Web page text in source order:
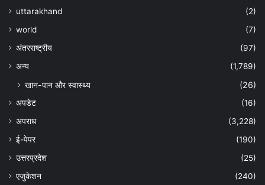
uttarakhand
(2)
world
(7)
अंतरराष्ट्रीय
(97)
अन्‍य
(1,789)
खान-पान और स्वास्थ्य (26)
अपडेट
(16)
अपराध
(3,228)
ई-पेपर
(190)
उत्तरप्रदेश
(25)
एजुकेशन
(240)